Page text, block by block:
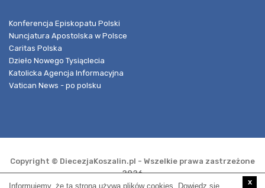
Konferencja Episkopatu Polski
Nuncjatura Apostolska w Polsce
Caritas Polska
Dzieło Nowego Tysiąclecia
Katolicka Agencja Informacyjna
Vatican News - po polsku
Copyright © DiecezjaKoszalin.pl - Wszelkie prawa zastrzeżone
2026
Informujemy, że ta strona używa plików cookies. Dowiedz się
x